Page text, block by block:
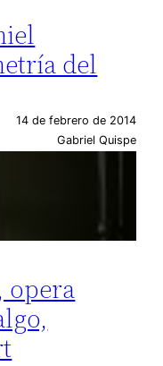
del
14 de febrero de 2014
Gabriel Quispe
opera